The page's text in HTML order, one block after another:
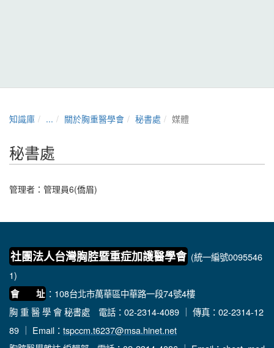
知識庫 ... 關於胸重醫學會 秘書處 媒體
秘書處
管理者： 管理員6(僑眉)
社團法人台灣胸腔暨重症加護醫學會 (統一編號0095546
1)
會 址 ：108台北市萬華區中華路一段74號4樓
胸 重 醫 學 會 秘書處 電話：02-2314-4089 ｜ 傳真：02-2314-12
89 ｜ Email： tspccm.t6237@msa.hinet.net